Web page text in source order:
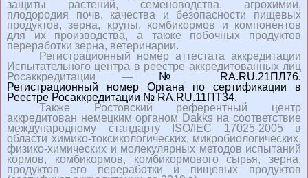
защиты растений, семеноводства, агрохимии,
плодородия почв, качества и безопасности пищевых
продуктов, зерна, крупы, комбикормов и компонентов
для их производства, а также побочных продуктов
переработки зерна, ветеринарии.
Регистрационный номер аттестата аккредитации
Испытательного центра в реестре аккредитованных лиц
Росаккредитации —
№ RA.RU.21ПЛ76.
Регистрационный номер Органа по сертификации в
Реестре Росаккредитации № RA.RU.11ПТ34.
Также Ростовский референтный центр
аккредитован немецким органом Dakks на соответствие
международному стандарту ISO/IEC 17025-2005 в
области химико-токсикологических, микробиологических,
физико-химических и молекулярных методов испытаний
кормов, комбикормов, комбикормового сырья, зерна,
продуктов его переработки и пищевых продуктов